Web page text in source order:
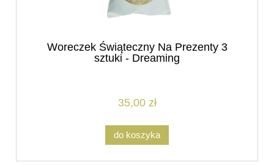
Woreczek Świąteczny Na Prezenty 3
sztuki - Dreaming
35,00 zł
do koszyka